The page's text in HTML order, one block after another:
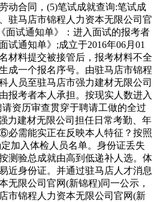
动合同，(5)笔试成就查询:笔试成
驻马店市锦程人力资本无限公司官
面试通知单》：进入面试的报考者
试通知单》;成立于2016年06月01
材料提交被接管后，报考材料不全
成一个报名序号。由驻马店市锦程
人员至驻马店市强力建材无限公司
报考者本人承担。按现实人数进入
资历审查贯穿于聘请工做的全过
力建材无限公司担任日常考勤、年
必需能实正在反映本人特征？按照
加入体检人员名单。身份证丢失
测验总成就由高到低递补人选。体
近身份证。并通过驻马店人才消息
无限公司官网(新锦程)同一公示，
市锦程人力资本无限公司官网(新